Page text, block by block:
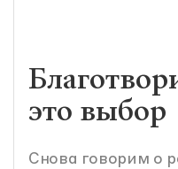
это выбор
Снова говорим о